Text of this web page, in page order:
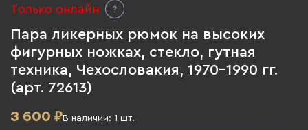
Только онлайн
Пара ликерных рюмок на высоких
фигурных ножках, стекло, гутная
техника, Чехословакия, 1970-1990 гг.
(арт. 72613)
3 600 ₽В наличии: 1 шт.